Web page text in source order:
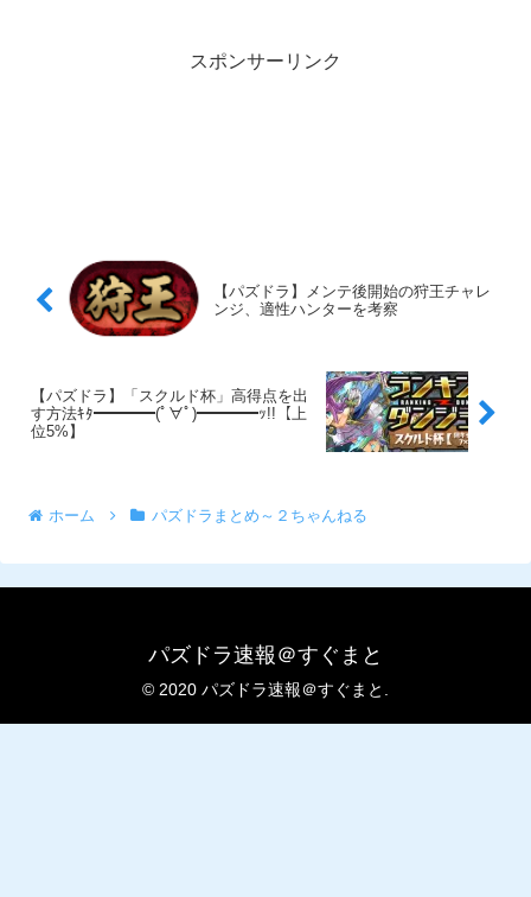
スポンサーリンク
【パズドラ】メンテ後開始の狩王チャレ
ンジ、適性ハンターを考察
【パズドラ】「スクルド杯」高得点を出
す方法ｷﾀ━━━━(ﾟ∀ﾟ)━━━━ｯ!!【上
位5%】
ホーム パズドラまとめ～２ちゃんねる
パズドラ速報＠すぐまと
© 2020 パズドラ速報＠すぐまと.